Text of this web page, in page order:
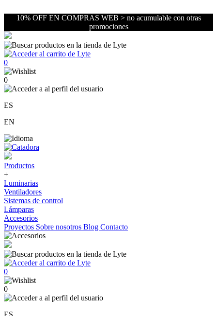
10% OFF EN COMPRAS WEB > no acumulable con otras
promociones
0
0
ES
EN
Productos
+
Luminarias
Ventiladores
Sistemas de control
Lámparas
Accesorios
Proyectos Sobre nosotros Blog Contacto
0
0
ES